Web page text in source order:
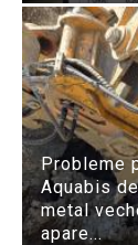
Probleme
Aquabis
metal
apare...